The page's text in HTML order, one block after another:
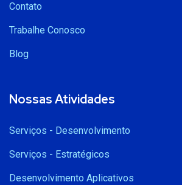
Contato
Trabalhe Conosco
Blog
Nossas Atividades
Serviços - Desenvolvimento
Serviços - Estratégicos
Desenvolvimento Aplicativos